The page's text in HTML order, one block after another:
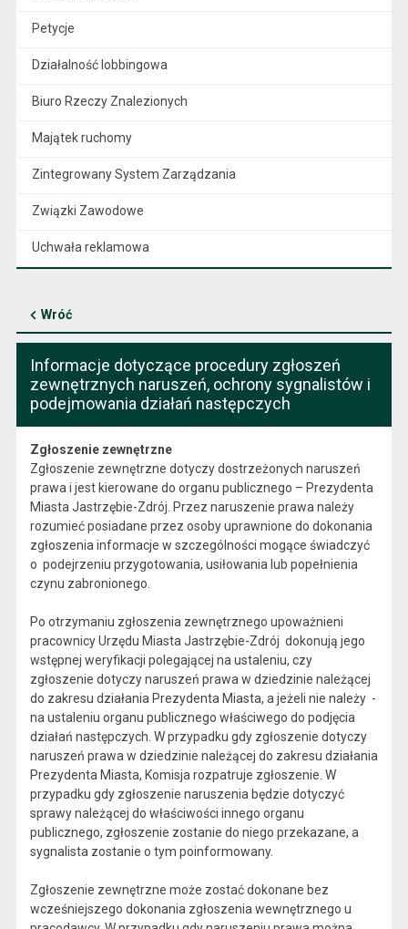
Petycje
Działalność lobbingowa
Biuro Rzeczy Znalezionych
Majątek ruchomy
Zintegrowany System Zarządzania
Związki Zawodowe
Uchwała reklamowa
Wróć
Informacje dotyczące procedury zgłoszeń
zewnętrznych naruszeń, ochrony sygnalistów i
podejmowania działań następczych
Zgłoszenie zewnętrzne
Zgłoszenie zewnętrzne dotyczy dostrzeżonych naruszeń
prawa i jest kierowane do organu publicznego – Prezydenta
Miasta Jastrzębie-Zdrój. Przez naruszenie prawa należy
rozumieć posiadane przez osoby uprawnione do dokonania
zgłoszenia informacje w szczególności mogące świadczyć
o podejrzeniu przygotowania, usiłowania lub popełnienia
czynu zabronionego.
Po otrzymaniu zgłoszenia zewnętrznego upoważnieni
pracownicy Urzędu Miasta Jastrzębie-Zdrój dokonują jego
wstępnej weryfikacji polegającej na ustaleniu, czy
zgłoszenie dotyczy naruszeń prawa w dziedzinie należącej
do zakresu działania Prezydenta Miasta, a jeżeli nie należy -
na ustaleniu organu publicznego właściwego do podjęcia
działań następczych. W przypadku gdy zgłoszenie dotyczy
naruszeń prawa w dziedzinie należącej do zakresu działania
Prezydenta Miasta, Komisja rozpatruje zgłoszenie. W
przypadku gdy zgłoszenie naruszenia będzie dotyczyć
sprawy należącej do właściwości innego organu
publicznego, zgłoszenie zostanie do niego przekazane, a
sygnalista zostanie o tym poinformowany.
Zgłoszenie zewnętrzne może zostać dokonane bez
wcześniejszego dokonania zgłoszenia wewnętrznego u